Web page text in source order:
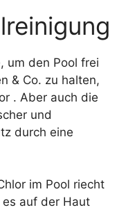
um den Pool frei
& Co. zu halten,
. Aber auch die
und
durch eine
im Pool riecht
auf der Haut